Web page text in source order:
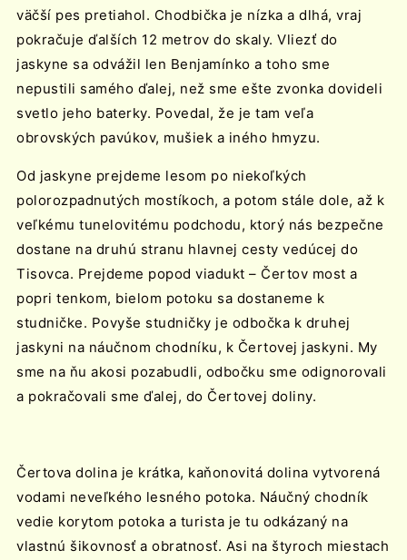
väčší pes pretiahol. Chodbička je nízka a dlhá, vraj
pokračuje ďalších 12 metrov do skaly. Vliezť do
jaskyne sa odvážil len Benjamínko a toho sme
nepustili samého ďalej, než sme ešte zvonka dovideli
svetlo jeho baterky. Povedal, že je tam veľa
obrovských pavúkov, mušiek a iného hmyzu.
Od jaskyne prejdeme lesom po niekoľkých
polorozpadnutých mostíkoch, a potom stále dole, až k
veľkému tunelovitému podchodu, ktorý nás bezpečne
dostane na druhú stranu hlavnej cesty vedúcej do
Tisovca. Prejdeme popod viadukt – Čertov most a
popri tenkom, bielom potoku sa dostaneme k
studničke. Povyše studničky je odbočka k druhej
jaskyni na náučnom chodníku, k Čertovej jaskyni. My
sme na ňu akosi pozabudli, odbočku sme odignorovali
a pokračovali sme ďalej, do Čertovej doliny.
Čertova dolina je krátka, kaňonovitá dolina vytvorená
vodami neveľkého lesného potoka. Náučný chodník
vedie korytom potoka a turista je tu odkázaný na
vlastnú šikovnosť a obratnosť. Asi na štyroch miestach